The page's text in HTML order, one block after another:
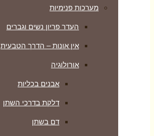
מערכות פנימיות
העדר פריון נשים וגברים
אין אונות – הדרך הטבעית
אורולוגיה
אבנים בכליות
דלקת בדרכי השתן
דם בשתן